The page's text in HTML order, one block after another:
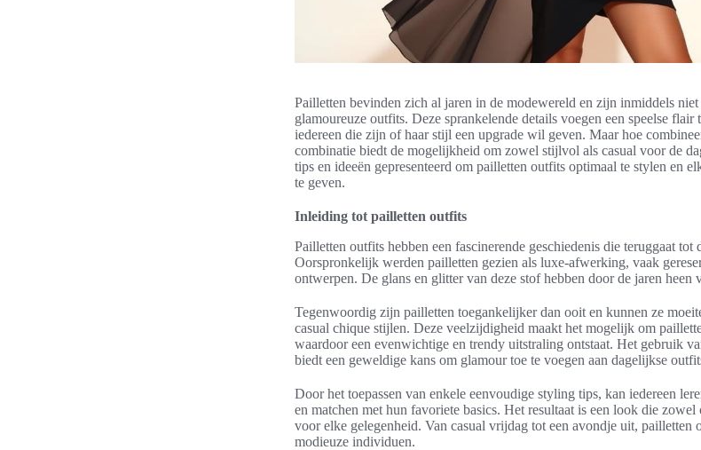
Pailletten bevinden zich al jaren in de modewereld en zijn inmiddels
glamoureuze outfits. Deze sprankelende details voegen een speelse
iedereen die zijn of haar stijl een upgrade wil geven. Maar hoe
combinatie biedt de mogelijkheid om zowel stijlvol als casual voor de
tips en ideeën gepresenteerd om pailletten outfits optimaal te stylen en
te geven.
Inleiding tot pailletten outfits
Pailletten outfits hebben een fascinerende geschiedenis die teruggaat tot
Oorspronkelijk werden pailletten gezien als luxe-afwerking, vaak
ontwerpen. De glans en glitter van deze stof hebben door de jaren heen
Tegenwoordig zijn pailletten toegankelijker dan ooit en kunnen ze
casual chique stijlen. Deze veelzijdigheid maakt het mogelijk om
waardoor een evenwichtige en trendy uitstraling ontstaat. Het gebruik
biedt een geweldige kans om glamour toe te voegen aan dagelijkse
Door het toepassen van enkele eenvoudige styling tips, kan iedereen
en matchen met hun favoriete basics. Het resultaat is een look die
voor elke gelegenheid. Van casual vrijdag tot een avondje uit, pailletten
modieuze individuen.